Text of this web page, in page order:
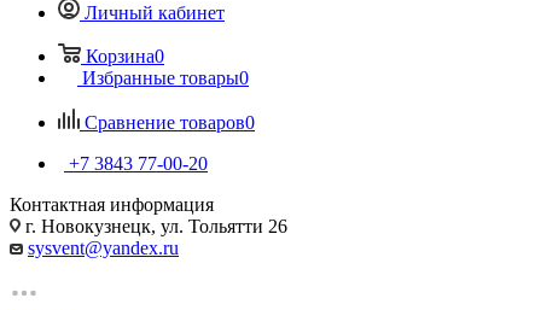
Личный кабинет
Корзина0
Избранные товары0
Сравнение товаров0
+7 3843 77-00-20
Контактная информация
г. Новокузнецк, ул. Тольятти 26
sysvent@yandex.ru